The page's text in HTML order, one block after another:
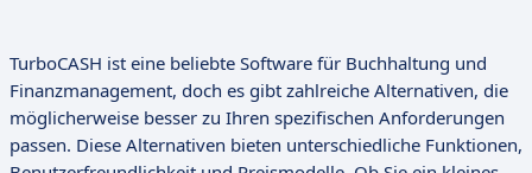
TurboCASH ist eine beliebte Software für Buchhaltung und
Finanzmanagement, doch es gibt zahlreiche Alternativen, die
möglicherweise besser zu Ihren spezifischen Anforderungen
passen. Diese Alternativen bieten unterschiedliche Funktionen,